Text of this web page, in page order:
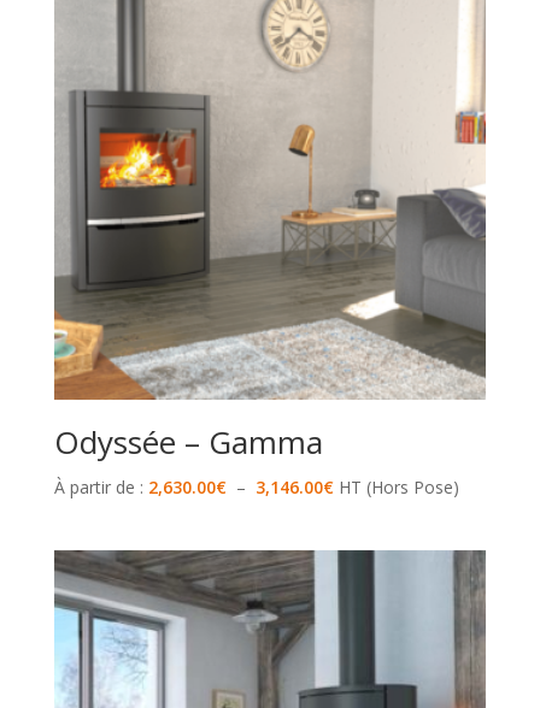
Odyssée – Gamma
À partir de : 2,630.00€ – 3,146.00€Plage
HT (Hors Pose)